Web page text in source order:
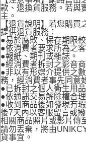
款、退換貨服務。若與
主。
【退貨說明】若您購
提供退貨服務：
●易於腐敗、保存期限
●依消費者要求所為之
●報紙、期刊或雜誌。
●經消費者拆封之影音
●非以有形媒介提供之
務，經消費者事先同意
●已拆封之個人衛生用品
●依通訊交易解除權合
●收到商品後如發現有
後7天內以客服留言或
相關商品照片或影片傳
請勿丟棄，將由
貨事宜。